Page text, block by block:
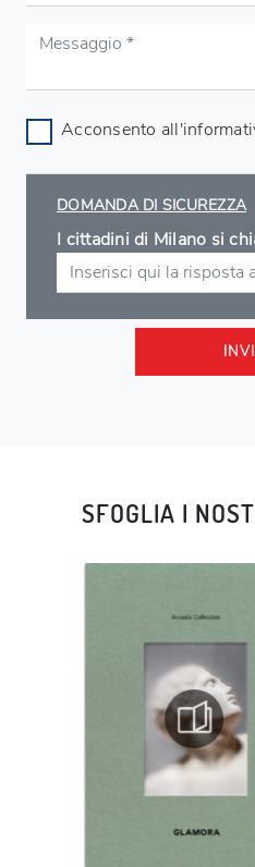
Acconsento
DOMANDA DI SICUREZZA
I cittadini di Milano si
SFOGLIA I